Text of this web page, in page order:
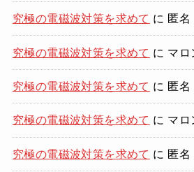
究極の電磁波対策を求めて に 匿名
究極の電磁波対策を求めて に マロ
究極の電磁波対策を求めて に 匿名
究極の電磁波対策を求めて に マロ
究極の電磁波対策を求めて に 匿名